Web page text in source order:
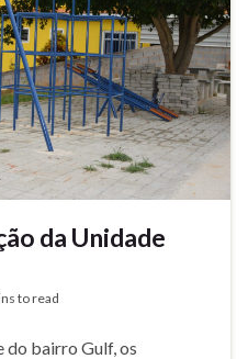
da Unidade
to read
do bairro Gulf, os